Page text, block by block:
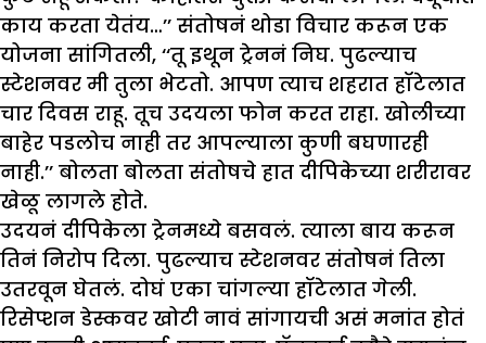
काय करता येतंय…’’ संतोषनं थोडा विचार करून एक
योजना सांगितली, ‘‘तू इथून ट्रेननं निघ. पुढल्याच
स्टेशनवर मी तुला भेटतो. आपण त्याच शहरात हॉटेलात
चार दिवस राहू. तूच उदयला फोन करत राहा. खोलीच्या
बाहेर पडलोच नाही तर आपल्याला कुणी बघणारही
नाही.’’ बोलता बोलता संतोषचे हात दीपिकेच्या शरीरावर
खेळू लागले होते.
उदयनं दीपिकेला ट्रेनमध्ये बसवलं. त्याला बाय करून
तिनं निरोप दिला. पुढल्याच स्टेशनवर संतोषनं तिला
उतरवून घेतलं. दोघं एका चांगल्या हॉटेलात गेली.
रिसेप्शन डेस्कवर खोटी नावं सांगायची असं मनांत होतं